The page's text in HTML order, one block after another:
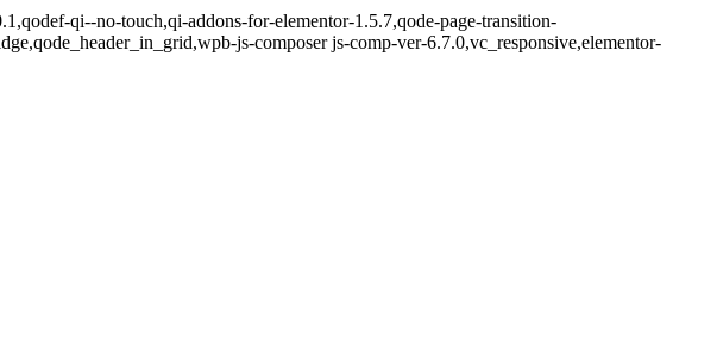
qi--no-touch,qi-addons-for-elementor-1.5.7,qode-page-transition-
js-composer js-comp-ver-6.7.0,vc_responsive,elementor-